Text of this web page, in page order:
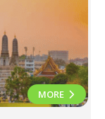
MORE